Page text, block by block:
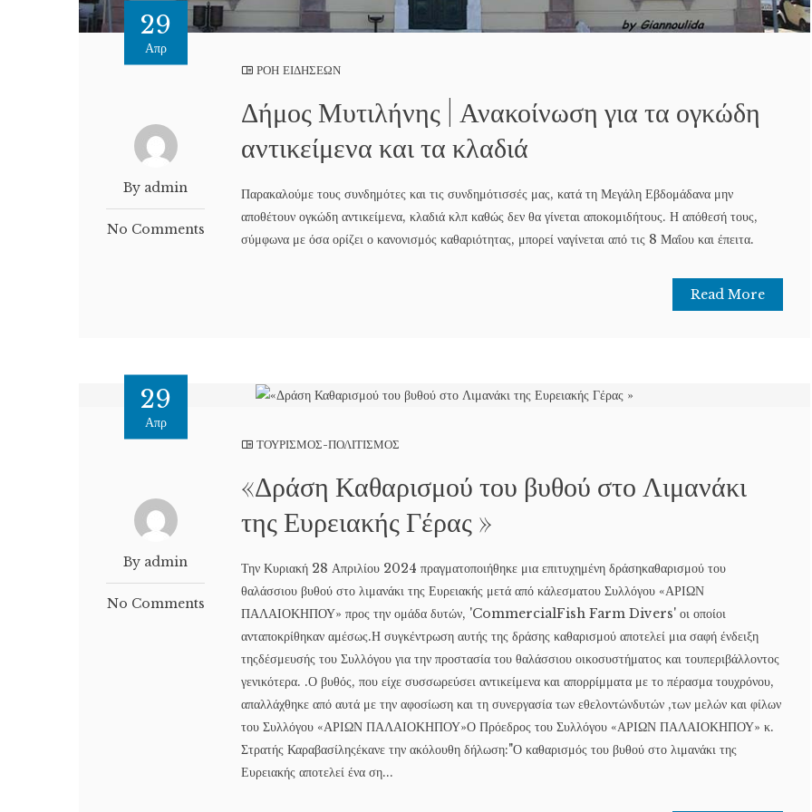
29
Απρ
By admin
No Comments
ΡΟΗ ΕΙΔΗΣΕΩΝ
Δήμος Μυτιλήνης | Ανακοίνωση για τα ογκώδη
αντικείμενα και τα κλαδιά
Παρακαλούμε τους συνδημότες και τις συνδημότισσές μας, κατά τη Μεγάλη Εβδομάδανα μην
αποθέτουν ογκώδη αντικείμενα, κλαδιά κλπ καθώς δεν θα γίνεται αποκομιδήτους. Η απόθεσή τους,
σύμφωνα με όσα ορίζει ο κανονισμός καθαριότητας, μπορεί ναγίνεται από τις 8 Μαΐου και έπειτα.
Read More
29
Απρ
By admin
No Comments
ΤΟΥΡΙΣΜΟΣ-ΠΟΛΙΤΙΣΜΟΣ
«Δράση Καθαρισμού του βυθού στο Λιμανάκι
της Ευρειακής Γέρας »
Την Κυριακή 28 Απριλίου 2024 πραγματοποιήθηκε μια επιτυχημένη δράσηκαθαρισμού του
θαλάσσιου βυθού στο λιμανάκι της Ευρειακής μετά από κάλεσματου Συλλόγου «ΑΡΙΩΝ
ΠΑΛΑΙΟΚΗΠΟΥ» προς την ομάδα δυτών, 'CommercialFish Farm Divers' οι οποίοι
ανταποκρίθηκαν αμέσως.Η συγκέντρωση αυτής της δράσης καθαρισμού αποτελεί μια σαφή ένδειξη
τηςδέσμευσής του Συλλόγου για την προστασία του θαλάσσιου οικοσυστήματος και τουπεριβάλλοντος
γενικότερα. .Ο βυθός, που είχε συσσωρεύσει αντικείμενα και απορρίμματα με το πέρασμα τουχρόνου,
απαλλάχθηκε από αυτά με την αφοσίωση και τη συνεργασία των εθελοντώνδυτών ,των μελών και φίλων
του Συλλόγου «ΑΡΙΩΝ ΠΑΛΑΙΟΚΗΠΟΥ»Ο Πρόεδρος του Συλλόγου «ΑΡΙΩΝ ΠΑΛΑΙΟΚΗΠΟΥ» κ.
Στρατής Καραβασίληςέκανε την ακόλουθη δήλωση:"Ο καθαρισμός του βυθού στο λιμανάκι της
Ευρειακής αποτελεί ένα ση...